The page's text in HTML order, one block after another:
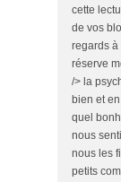
cette
de vos
regards à
réserve
/> la
bien et
quel
nous
nous les
petits